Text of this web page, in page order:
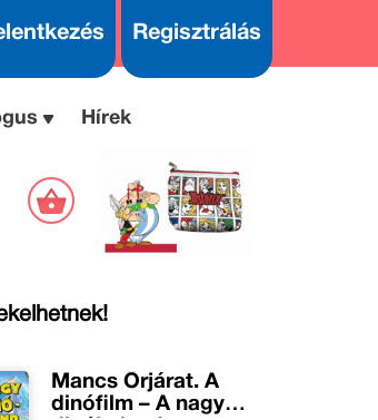
Regisztrálás
Hírek
Mancs Őrjárat. A
dinófilm – A nagy